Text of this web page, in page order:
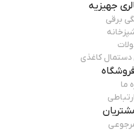
جهیزیه
برقی
دستمال کاغذی
ما